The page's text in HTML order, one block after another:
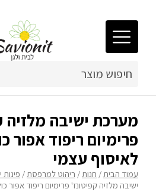
ריפוד לריהוט גן
פינות זולה
פופים
מערכת ישיבה מלזיה
פרימיום ריפוד אפור
לאיסוף עצמי
עמוד הבית/ חנות/ ריהוט למרפסת/
ישיבה מלזיה קפיטונז' פרימיום ריפוד אפור